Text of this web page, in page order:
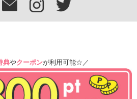
典やクーポンが利用可能☆／